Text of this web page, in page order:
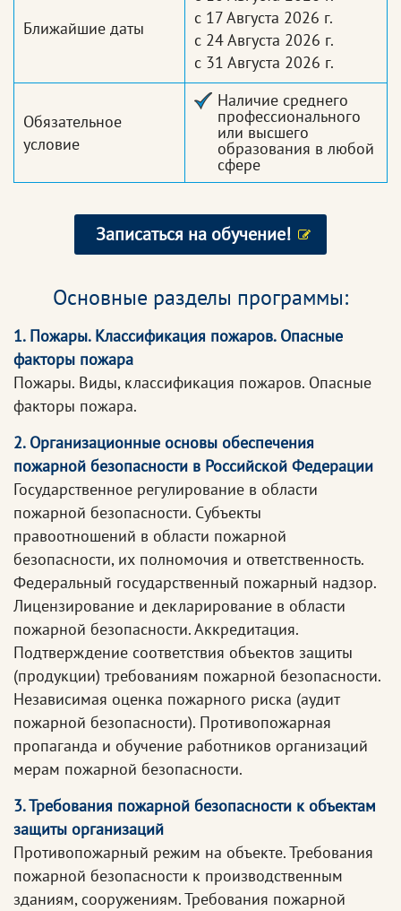
Ближайшие даты
с 17 Августа 2026 г.
с 24 Августа 2026 г.
с 31 Августа 2026 г.
Обязательное
условие
Наличие среднего
профессионального
или высшего
образования в любой
сфере
Записаться на обучение!
Основные разделы программы:
1. Пожары. Классификация пожаров. Опасные
факторы пожара
Пожары. Виды, классификация пожаров. Опасные
факторы пожара.
2. Организационные основы обеспечения
пожарной безопасности в Российской Федерации
Государственное регулирование в области
пожарной безопасности. Субъекты
правоотношений в области пожарной
безопасности, их полномочия и ответственность.
Федеральный государственный пожарный надзор.
Лицензирование и декларирование в области
пожарной безопасности. Аккредитация.
Подтверждение соответствия объектов защиты
(продукции) требованиям пожарной безопасности.
Независимая оценка пожарного риска (аудит
пожарной безопасности). Противопожарная
пропаганда и обучение работников организаций
мерам пожарной безопасности.
3. Требования пожарной безопасности к объектам
защиты организаций
Противопожарный режим на объекте. Требования
пожарной безопасности к производственным
зданиям, сооружениям. Требования пожарной